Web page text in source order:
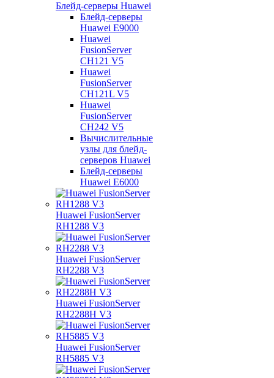
Блейд-серверы Huawei
Блейд-серверы
Huawei E9000
Huawei
FusionServer
CH121 V5
Huawei
FusionServer
CH121L V5
Huawei
FusionServer
CH242 V5
Вычислительные
узлы для блейд-
серверов Huawei
Блейд-серверы
Huawei E6000
Huawei FusionServer
RH1288 V3
Huawei FusionServer
RH2288 V3
Huawei FusionServer
RH2288H V3
Huawei FusionServer
RH5885 V3